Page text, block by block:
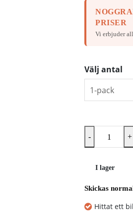
PRISER
Vi erbjuder
Välj antal
- +
I lager
Skickas
Hittat ett